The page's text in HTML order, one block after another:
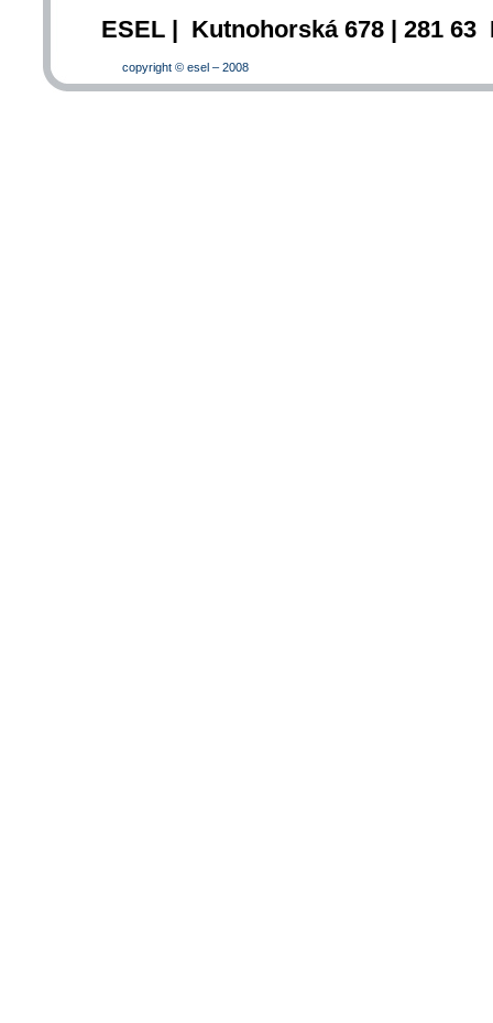
ESEL | Kutnohorská 678 | 281
copyright © esel – 2008